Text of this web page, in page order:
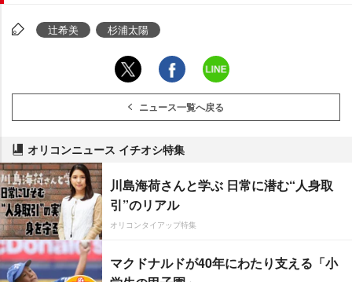
辻希美 杉浦太陽
ニュース一覧へ戻る
オリコンニュース イチオシ特集
川島海荷さんと学ぶ 日常に潜む“人身取
引”のリアル
オリコンタイアップ特集
マクドナルドが40年にわたり支える「小